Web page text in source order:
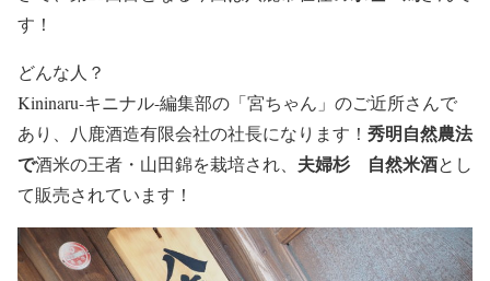
す！
どんな人？
Kininaru-キニナル-編集部の「宮ちゃん」のご近所さんで
あり、八鹿酒造有限会社の社長になります！ 秀明自然農法
で酒米の王者・山田錦を栽培され、 夫婦杉 自然米酒とし
て販売されています！